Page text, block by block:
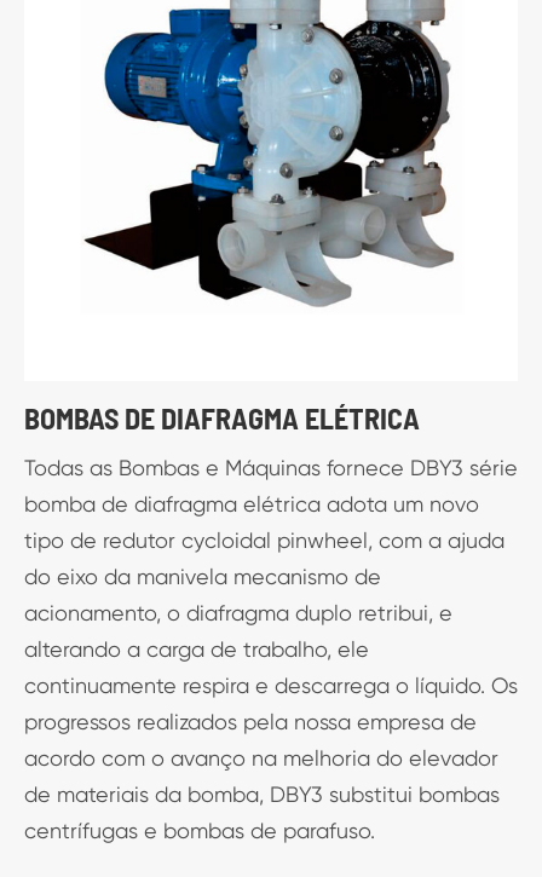
BOMBAS DE DIAFRAGMA ELÉTRICA
Todas as Bombas e Máquinas fornece DBY3 série
bomba de diafragma elétrica adota um novo
tipo de redutor cycloidal pinwheel, com a ajuda
do eixo da manivela mecanismo de
acionamento, o diafragma duplo retribui, e
alterando a carga de trabalho, ele
continuamente respira e descarrega o líquido. Os
progressos realizados pela nossa empresa de
acordo com o avanço na melhoria do elevador
de materiais da bomba, DBY3 substitui bombas
centrífugas e bombas de parafuso.